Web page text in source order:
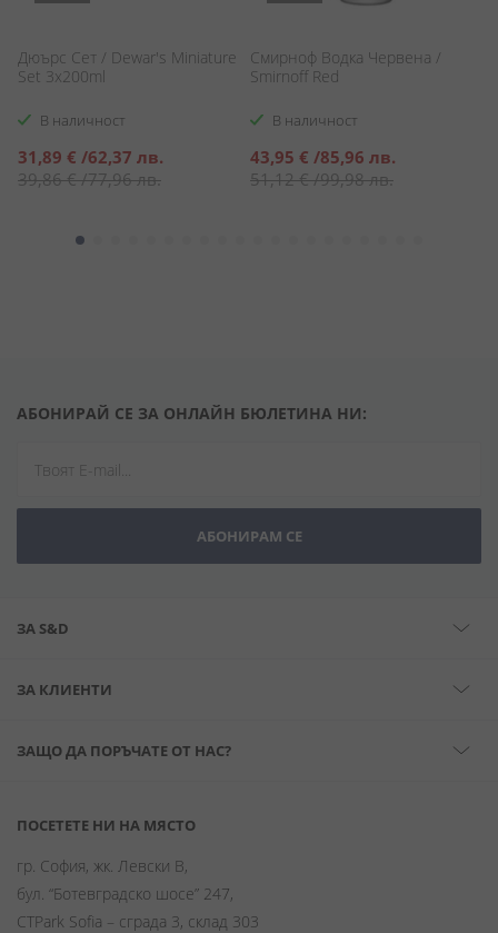
Дюърс Сет / Dewar's Miniature
Set 3x200ml
В наличност
Специална
цена
31,89 € /62,37 лв.
39,86 €/77,96 лв.
Смирноф Водка Червена /
Smirnoff Red
В наличност
Специална
цена
43,95 € /85,96 лв.
51,12 €/99,98 лв.
АБОНИРАЙ СЕ ЗА ОНЛАЙН БЮЛЕТИНА НИ:
АБОНИРАМ СЕ
ЗА S&D
ЗА КЛИЕНТИ
ЗАЩО ДА ПОРЪЧАТЕ ОТ НАС?
ПОСЕТЕТЕ НИ НА МЯСТО
гр. София, жк. Левски В,
бул. “Ботевградско шосе” 247,
CTPark Sofia – сграда 3, склад 303